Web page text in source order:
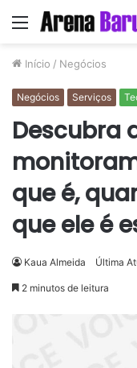
Menu
Início / Negócios
Negócios Serviços
Descubra
que é,
que ele é
Kaua Almeida Última
2 minutos de leitura